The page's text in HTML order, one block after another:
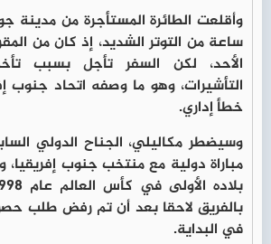
ساعة من التوتر الشديد، إذ كان من
الأحد، لكن السفر تأجل بسبب
التأشيرات، وهو ما وصفه اتحاد جنوب
خطأ إداري.
مباراة دولية مع منتخب جنوب
بالفريق لاحقا بعد أن تم رفض طلب
في البداية.